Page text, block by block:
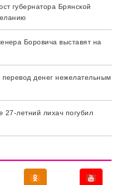
губернатора Брянской
Боровича выставят на
денег нежелательным
27-летний лихач погубил